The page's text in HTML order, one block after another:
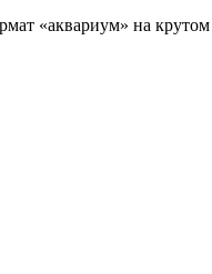
«аквариум» на